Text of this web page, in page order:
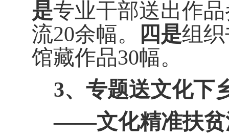
是专业干部送出作
流20余幅。 四是组
馆藏作品30幅。
3、专题送文化下
——文化精准扶贫